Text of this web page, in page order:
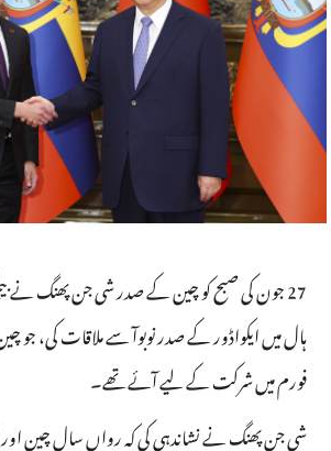
27 جون کی صبح کو چین کے صدر شی جن پھنگ نے
ہال میں ایکواڈور کے صدر نوبوآ سے ملاقات کی، جو
فورم میں شرکت کے لیے آئے تھے۔
شی جن پھنگ نے نشاندہی کی کہ رواں سال چین